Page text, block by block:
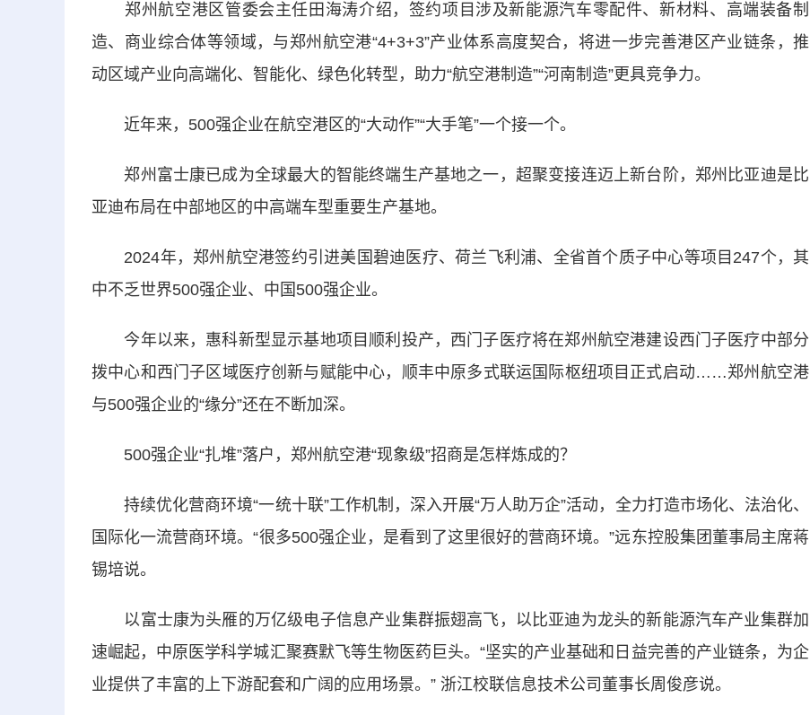
郑州航空港区管委会主任田海涛介绍，签约项目涉及新能源汽车零配件、新材料、高端装备制
造、商业综合体等领域，与郑州航空港“4+3+3”产业体系高度契合，将进一步完善港区产业链条，推
动区域产业向高端化、智能化、绿色化转型，助力“航空港制造”“河南制造”更具竞争力。
近年来，500强企业在航空港区的“大动作”“大手笔”一个接一个。
郑州富士康已成为全球最大的智能终端生产基地之一，超聚变接连迈上新台阶，郑州比亚迪是比
亚迪布局在中部地区的中高端车型重要生产基地。
2024年，郑州航空港签约引进美国碧迪医疗、荷兰飞利浦、全省首个质子中心等项目247个，其
中不乏世界500强企业、中国500强企业。
今年以来，惠科新型显示基地项目顺利投产，西门子医疗将在郑州航空港建设西门子医疗中部分
拨中心和西门子区域医疗创新与赋能中心，顺丰中原多式联运国际枢纽项目正式启动……郑州航空港
与500强企业的“缘分”还在不断加深。
500强企业“扎堆”落户，郑州航空港“现象级”招商是怎样炼成的？
持续优化营商环境“一统十联”工作机制，深入开展“万人助万企”活动，全力打造市场化、法治化、
国际化一流营商环境。“很多500强企业，是看到了这里很好的营商环境。”远东控股集团董事局主席蒋
锡培说。
以富士康为头雁的万亿级电子信息产业集群振翅高飞，以比亚迪为龙头的新能源汽车产业集群加
速崛起，中原医学科学城汇聚赛默飞等生物医药巨头。“坚实的产业基础和日益完善的产业链条，为企
业提供了丰富的上下游配套和广阔的应用场景。” 浙江校联信息技术公司董事长周俊彦说。